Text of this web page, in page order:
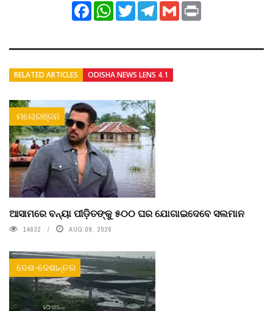
FacebookWhatsApp
TwitterTelegram
Gmail
RELATED ARTICLES ODISHA NEWS LENS 4.1
ମନୋରଞ୍ଜନ
ଆସାମରେ ବନ୍ୟା ପୀଡ଼ିତଙ୍କୁ ୫୦୦ ଘର ଯୋଗାଇଦେବେ ସଲମାନ
14632 AUG 09, 2026
ଦେଶ-ଦେଶାନ୍ତର